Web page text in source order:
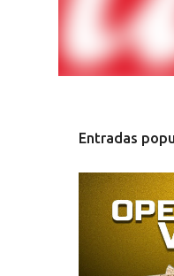
Entradas